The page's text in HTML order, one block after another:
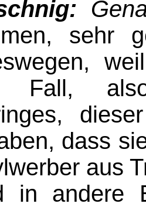
sehr
Fall,
dass
aus
in andere